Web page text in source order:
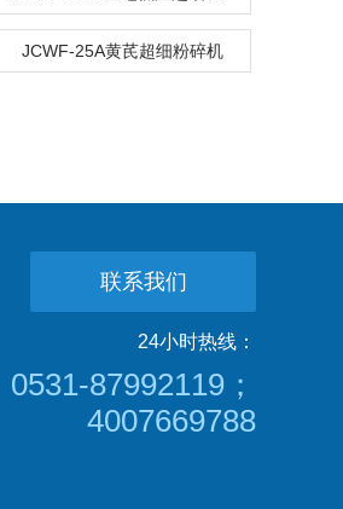
JCWF-25A黄芪超细粉碎机
联系我们
24小时热线：
0531-87992119；
4007669788